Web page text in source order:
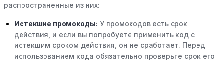
распространенные из них:
Истекшие промокоды: У промокодов есть срок
действия, и если вы попробуете применить код с
истекшим сроком действия, он не сработает. Перед
использованием кода обязательно проверьте срок его